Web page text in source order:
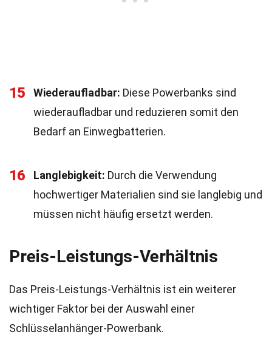
15 Wiederaufladbar: Diese Powerbanks sind
wiederaufladbar und reduzieren somit den
Bedarf an Einwegbatterien.
16 Langlebigkeit: Durch die Verwendung
hochwertiger Materialien sind sie langlebig und
müssen nicht häufig ersetzt werden.
Preis-Leistungs-Verhältnis
Das Preis-Leistungs-Verhältnis ist ein weiterer
wichtiger Faktor bei der Auswahl einer
Schlüsselanhänger-Powerbank.